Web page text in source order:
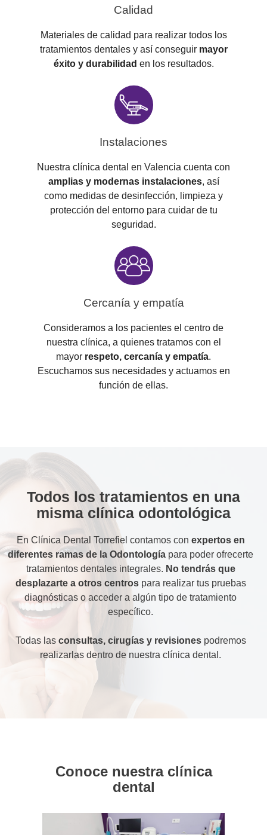
Calidad
Materiales de calidad para realizar todos los
tratamientos dentales y así conseguir mayor
éxito y durabilidad en los resultados.
Instalaciones
Nuestra clínica dental en Valencia cuenta con
amplias y modernas instalaciones, así
como medidas de desinfección, limpieza y
protección del entorno para cuidar de tu
seguridad.
Cercanía y empatía
Consideramos a los pacientes el centro de
nuestra clínica, a quienes tratamos con el
mayor respeto, cercanía y empatía.
Escuchamos sus necesidades y actuamos en
función de ellas.
Todos los tratamientos en una
misma clínica odontológica
En Clínica Dental Torrefiel contamos con expertos en
diferentes ramas de la Odontología para poder ofrecerte
tratamientos dentales integrales. No tendrás que
desplazarte a otros centrospara realizar tus pruebas
diagnósticas o acceder a algún tipo de tratamiento
específico.
Todas las consultas, cirugías y revisionespodremos
realizarlas dentro de nuestra clínica dental.
Conoce nuestra clínica
dental